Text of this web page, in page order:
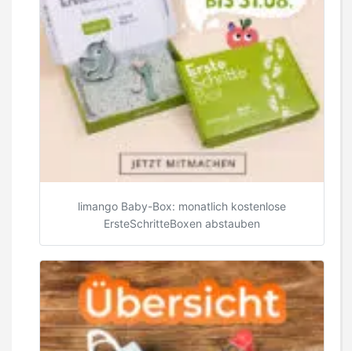
limango Baby-Box: monatlich kostenlose
ErsteSchritteBoxen abstauben